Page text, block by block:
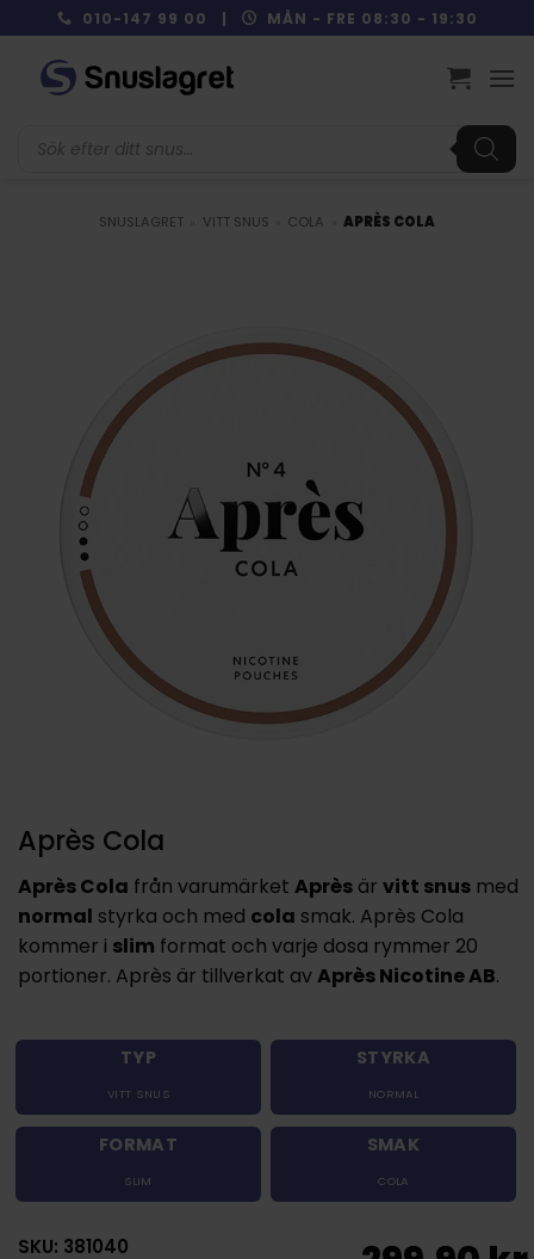
to
content
010-147 99 00 | MÅN - FRE 08:30 - 19:30
SNUSLAGRET VITT SNUS COLA APRÈS COLA
Après Cola
Après Cola från varumärket Après är vitt snus med
normal styrka och med cola smak. Après Cola
kommer i slim format och varje dosa rymmer 20
portioner. Après är tillverkat avAprès Nicotine AB.
TYP
VITT SNUS
STYRKA
NORMAL
FORMAT
SLIM
SMAK
COLA
SKU: 381040